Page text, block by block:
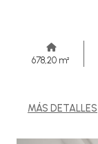
678,20 m²
MÁS DETALLES